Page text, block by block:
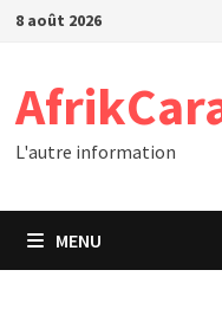
Passer
8 août 2026
L'autre information
MENU